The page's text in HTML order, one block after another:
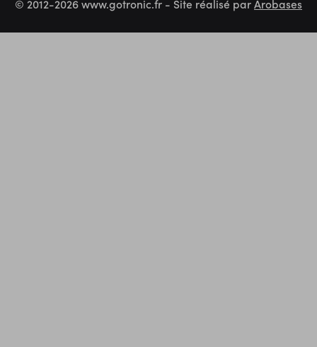
© 2012-2026 www.gotronic.fr - Site réalisé parArobases